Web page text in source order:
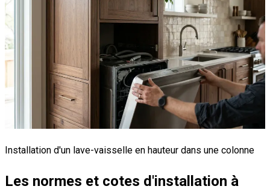
Installation d'un lave-vaisselle en hauteur dans une colonne
Les normes et cotes d'installation à